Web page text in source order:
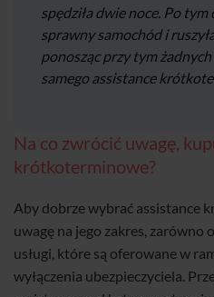
spędziła dwie noce. Po tym
sprawny samochód i
ponosząc przy tym
samego assistance
Na co zwrócić uwagę,
krótkoterminowe?
Aby dobrze wybrać assistance
uwagę na jego zakres, zarówno
usługi, które są oferowane w
wyłączenia ubezpieczyciela.